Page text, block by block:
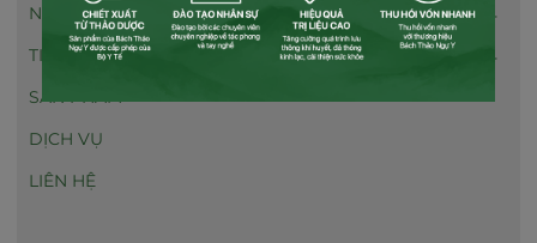
NHƯỢNG QUYỀN THƯƠNG HIỆU
TIN TỨC
SẢN PHẨM
DỊCH VỤ
LIÊN HỆ